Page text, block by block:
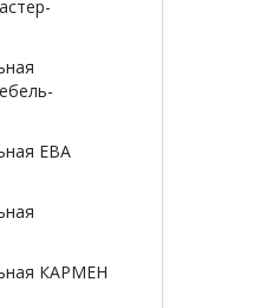
ЕВА
КАРМЕН